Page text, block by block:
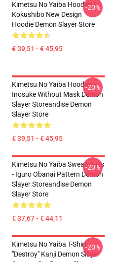
Kimetsu No Yaiba Hoodies -
Kokushibo New Design
Hoodie Demon Slayer Store
€ 39,51 - € 45,95
-20%
Kimetsu No Yaiba Hoodies -
Inosuke Without Mask Demon
Slayer Storeandise Demon
Slayer Store
€ 39,51 - € 45,95
-20%
Kimetsu No Yaiba Sweatshirts
- Iguro Obanai Pattern Demon
Slayer Storeandise Demon
Slayer Store
€ 37,67 - € 44,11
-20%
Kimetsu No Yaiba T-Shirt -
"Destroy" Kanji Demon Slayer
-20%